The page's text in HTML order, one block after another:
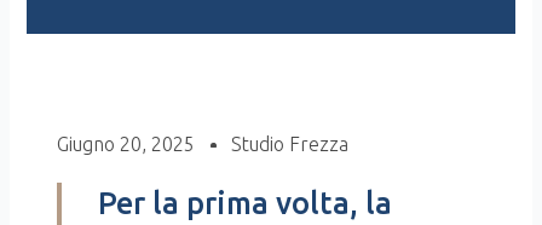
Giugno 20, 2025 Studio Frezza
Per la prima volta, la